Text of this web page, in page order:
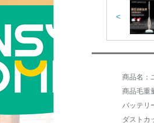
<
商品名：
商品毛重
バッテリ